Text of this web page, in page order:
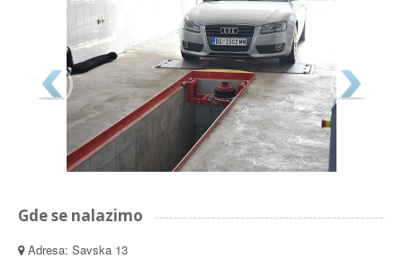
Gde se nalazimo
Adresa: Savska 13